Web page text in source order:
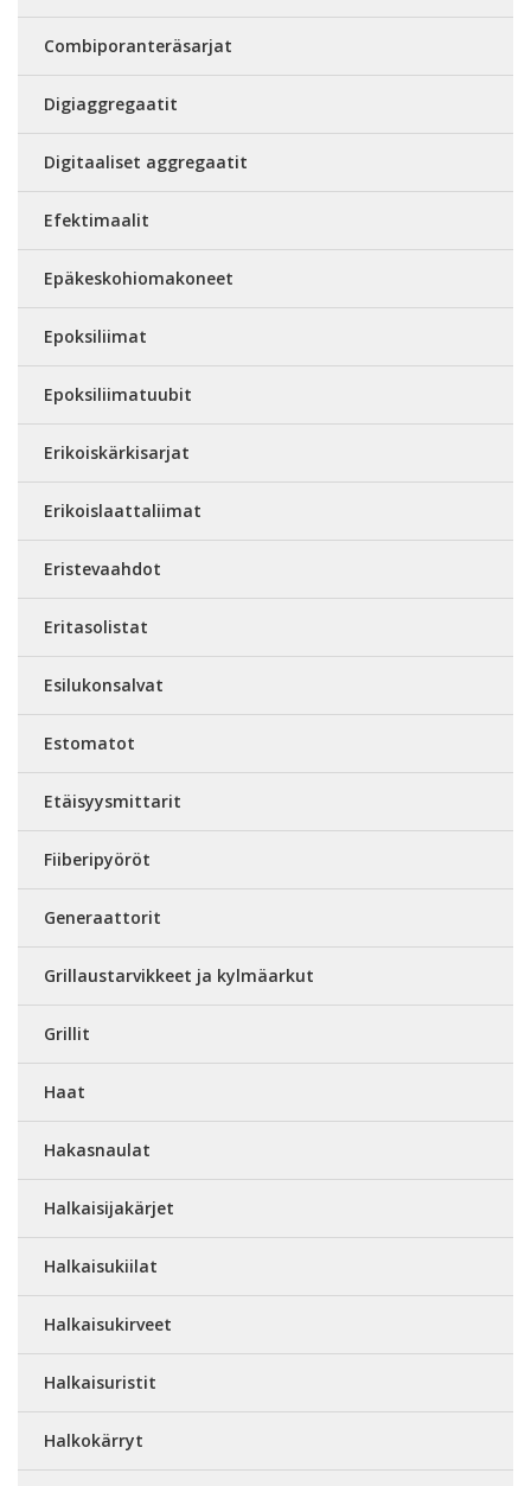
Combiporanteräsarjat
Digiaggregaatit
Digitaaliset aggregaatit
Efektimaalit
Epäkeskohiomakoneet
Epoksiliimat
Epoksiliimatuubit
Erikoiskärkisarjat
Erikoislaattaliimat
Eristevaahdot
Eritasolistat
Esilukonsalvat
Estomatot
Etäisyysmittarit
Fiiberipyöröt
Generaattorit
Grillaustarvikkeet ja kylmäarkut
Grillit
Haat
Hakasnaulat
Halkaisijakärjet
Halkaisukiilat
Halkaisukirveet
Halkaisuristit
Halkokärryt